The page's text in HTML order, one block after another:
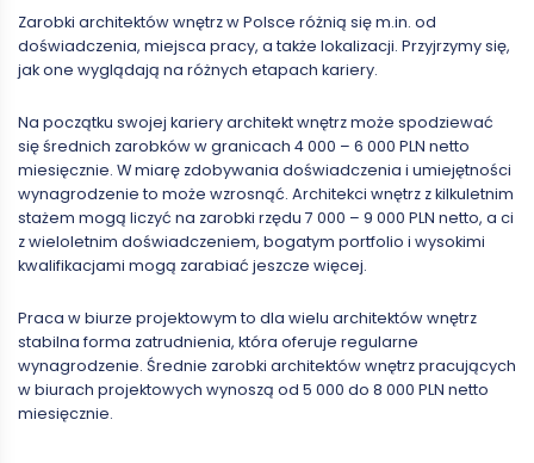
Zarobki architektów wnętrz w Polsce różnią się m.in. od
doświadczenia, miejsca pracy, a także lokalizacji. Przyjrzymy się,
jak one wyglądają na różnych etapach kariery.
Na początku swojej kariery architekt wnętrz może spodziewać
się średnich zarobków w granicach 4 000 – 6 000 PLN netto
miesięcznie. W miarę zdobywania doświadczenia i umiejętności
wynagrodzenie to może wzrosnąć. Architekci wnętrz z kilkuletnim
stażem mogą liczyć na zarobki rzędu 7 000 – 9 000 PLN netto, a ci
z wieloletnim doświadczeniem, bogatym portfolio i wysokimi
kwalifikacjami mogą zarabiać jeszcze więcej.
Praca w biurze projektowym to dla wielu architektów wnętrz
stabilna forma zatrudnienia, która oferuje regularne
wynagrodzenie. Średnie zarobki architektów wnętrz pracujących
w biurach projektowych wynoszą od 5 000 do 8 000 PLN netto
miesięcznie.